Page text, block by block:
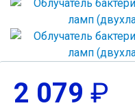
2 079 ₽